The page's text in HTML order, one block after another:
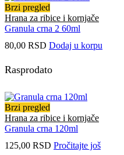
Brzi pregled
Hrana za ribice i kornjače
Granula crna 2 60ml
80,00 RSD Dodaj u korpu
Rasprodato
Brzi pregled
Hrana za ribice i kornjače
Granula crna 120ml
125,00 RSD Pročitajte još